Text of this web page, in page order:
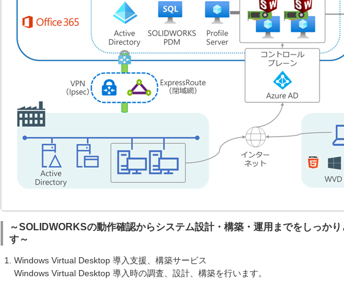
～SOLIDWORKSの動作確認からシステム設計・構築・運用までをしっかり
す～
Windows Virtual Desktop 導入支援、構築サービス
Windows Virtual Desktop 導入時の調査、設計、構築を行います。